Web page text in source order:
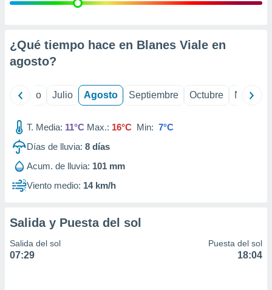
e
mediante
publicidad
de
1199
¿Qué tiempo hace en Blanes Viale en
agosto?
Junio Julio Agosto Septiembre Octubre
T. Media: 11°C Max.: 16°C Min: 7°C
Días de lluvia: 8 días
Acum. de lluvia: 101 mm
Viento medio: 14 km/h
Salida y Puesta del sol
Salida del sol
07:29
Puesta del sol
18:04